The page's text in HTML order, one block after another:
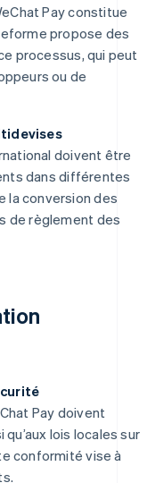
Pay constitue
propose des
processus, qui peut
ou de
doivent être
dans différentes
la conversion des
de règlement des
Pay doivent
qu’aux lois locales sur
conformité vise à